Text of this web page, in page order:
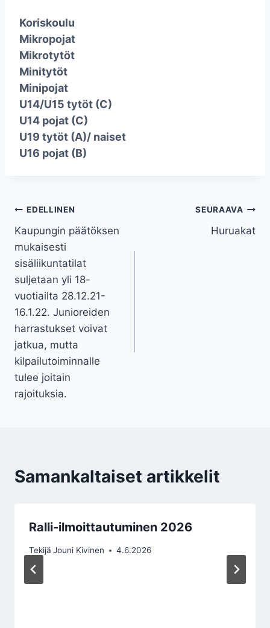
Koriskoulu
Mikropojat
Mikrotytöt
Minitytöt
Minipojat
U14/U15 tytöt (C)
U14 pojat (C)
U19 tytöt (A)/ naiset
U16 pojat (B)
Artikkelien
selaus
EDELLINEN
Kaupungin päätöksen
mukaisesti
sisäliikuntatilat
suljetaan yli 18-
vuotiailta 28.12.21-
16.1.22. Junioreiden
harrastukset voivat
jatkua, mutta
kilpailutoiminnalle
tulee joitain
rajoituksia.
SEURAAVA
Huruakat
Samankaltaiset artikkelit
Ralli-ilmoittautuminen 2026
Tekijä Jouni Kivinen 4.6.2026